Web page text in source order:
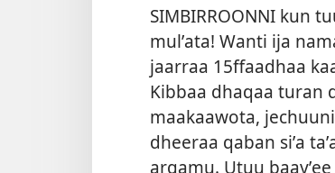
SIMBIRROONNI kun
mulʼata! Wanti ija
jaarraa 15⁠ffaadhaa
Kibbaa dhaqaa turan
maakaawota,
dheeraa qaban siʼa
argamu. Utuu